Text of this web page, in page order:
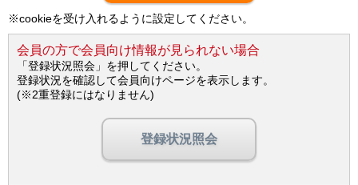
※cookieを受け入れるように設定してください。
会員の方で会員向け情報が見られない場合
「登録状況照会」を押してください。
登録状況を確認して会員向けページを表示します。
(※2重登録にはなりません)
登録状況照会